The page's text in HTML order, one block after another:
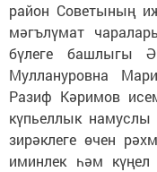
район Советының
мәгълүмат
бүлеге башлыгы
Муллануровна
Разиф Кәримов
күпьеллык
зирәклеге өчен
иминлек һәм күңел